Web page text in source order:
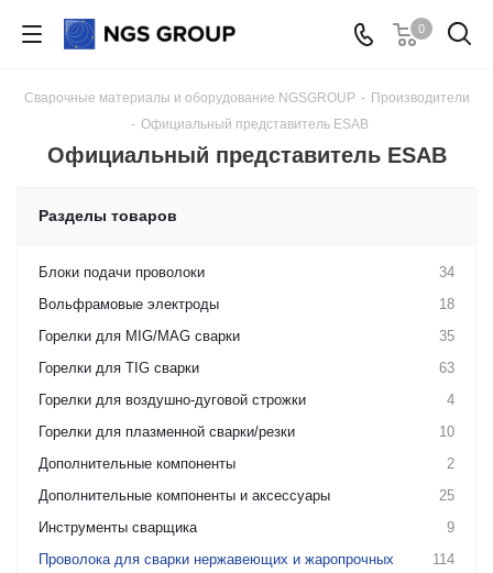
0
Сварочные материалы и оборудование NGSGROUP - Производители
- Официальный представитель ESAB
Официальный представитель ESAB
Разделы товаров
Блоки подачи проволоки
34
Вольфрамовые электроды
18
Горелки для MIG/MAG сварки
35
Горелки для TIG сварки
63
Горелки для воздушно-дуговой строжки
4
Горелки для плазменной сварки/резки
10
Дополнительные компоненты
2
Дополнительные компоненты и аксессуары
25
Инструменты сварщика
9
Проволока для сварки нержавеющих и жаропрочных
114